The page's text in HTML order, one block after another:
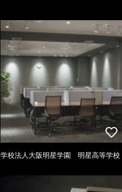
学校法人大阪明星学園 明星高等学校